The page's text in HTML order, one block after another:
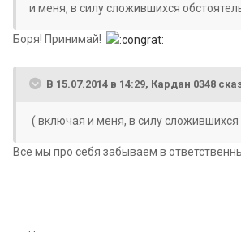
и меня, в силу сложившихся
Боря! Принимай!
В 15.07.2014 в 14:29, Кардан 0348
( включая и меня, в силу сложившихся
Все мы про себя забываем в